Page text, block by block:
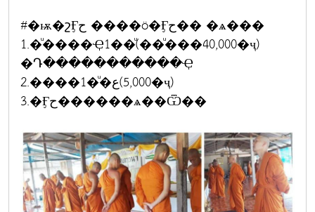
#�ѭ�շӺح ����ö�Ӻح�� �ѧ���
1.�ͧ����Ҿ1��ͧ(��ͧ���40,000�ҷ)
�Դ�����������Ҿ
2.����1�ͧ�ع(5,000�ҷ)
3.�Ӻح������ѧ��Ѿ��